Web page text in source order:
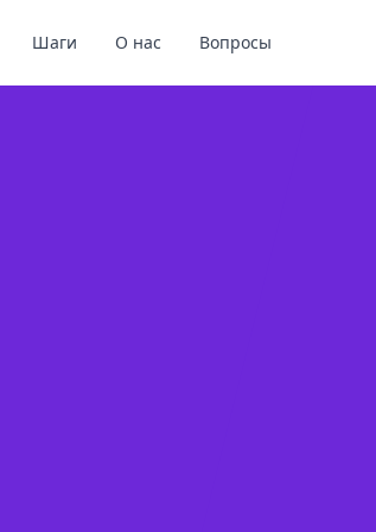
Шаги О нас Вопросы